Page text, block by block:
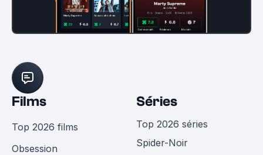
Films
Top 2026 films
Obsession
Séries
Top 2026 séries
Spider-Noir